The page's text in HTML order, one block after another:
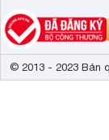
Tặng kèm
Bếp từ đi kèm
© 2013 - 2023 Bản